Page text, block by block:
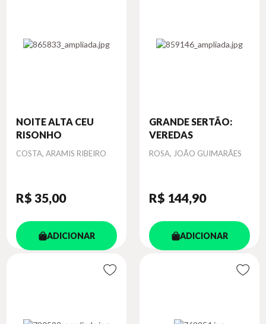
NOITE ALTA CEU
RISONHO
Autor
COSTA, ARAMIS RIBEIRO
R$ 35,00
ADICIONAR
GRANDE SERTÃO:
VEREDAS
Autor
ROSA, JOÃO GUIMARÃES
R$ 144,90
ADICIONAR